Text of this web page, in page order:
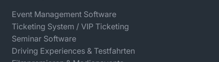
Event Management Software
Ticketing System / VIP Ticketing
Seminar Software
Driving Experiences & Testfahrten